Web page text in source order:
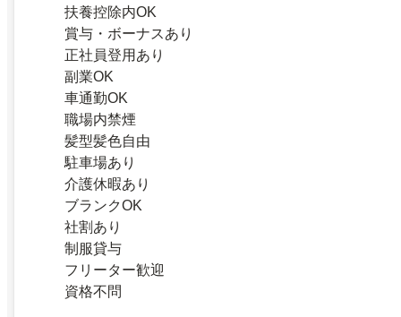
扶養控除内OK
賞与・ボーナスあり
正社員登用あり
副業OK
車通勤OK
職場内禁煙
髪型髪色自由
駐車場あり
介護休暇あり
ブランクOK
社割あり
制服貸与
フリーター歓迎
資格不問